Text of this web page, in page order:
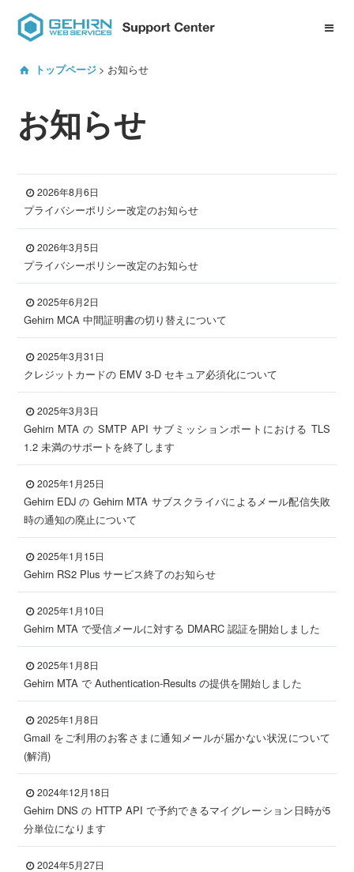
ID Center について
プロジェクト管理機能
Gehirn EDJ
よくある質問
サービスへのお問い合わせ
サインイン Gehirn ID作成
トップページ お知らせ
お知らせ
2026年8月6日
プライバシーポリシー改定のお知らせ
2026年3月5日
プライバシーポリシー改定のお知らせ
2025年6月2日
Gehirn MCA 中間証明書の切り替えについて
2025年3月31日
クレジットカードの EMV 3-D セキュア必須化について
2025年3月3日
Gehirn MTA の SMTP API サブミッションポートにおける TLS
1.2 未満のサポートを終了します
2025年1月25日
Gehirn EDJ の Gehirn MTA サブスクライバによるメール配信失敗
時の通知の廃止について
2025年1月15日
Gehirn RS2 Plus サービス終了のお知らせ
2025年1月10日
Gehirn MTA で受信メールに対する DMARC 認証を開始しました
2025年1月8日
Gehirn MTA で Authentication-Results の提供を開始しました
2025年1月8日
Gmail をご利用のお客さまに通知メールが届かない状況について
(解消)
2024年12月18日
Gehirn DNS の HTTP API で予約できるマイグレーション日時が5
分単位になります
2024年5月27日